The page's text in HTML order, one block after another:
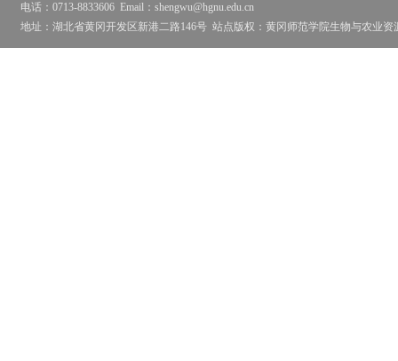
电话：0713-8833606 Email：shengwu@hgnu.edu.cn
地址：湖北省黄冈开发区新港二路146号 站点版权：黄冈师范学院生物与农业资